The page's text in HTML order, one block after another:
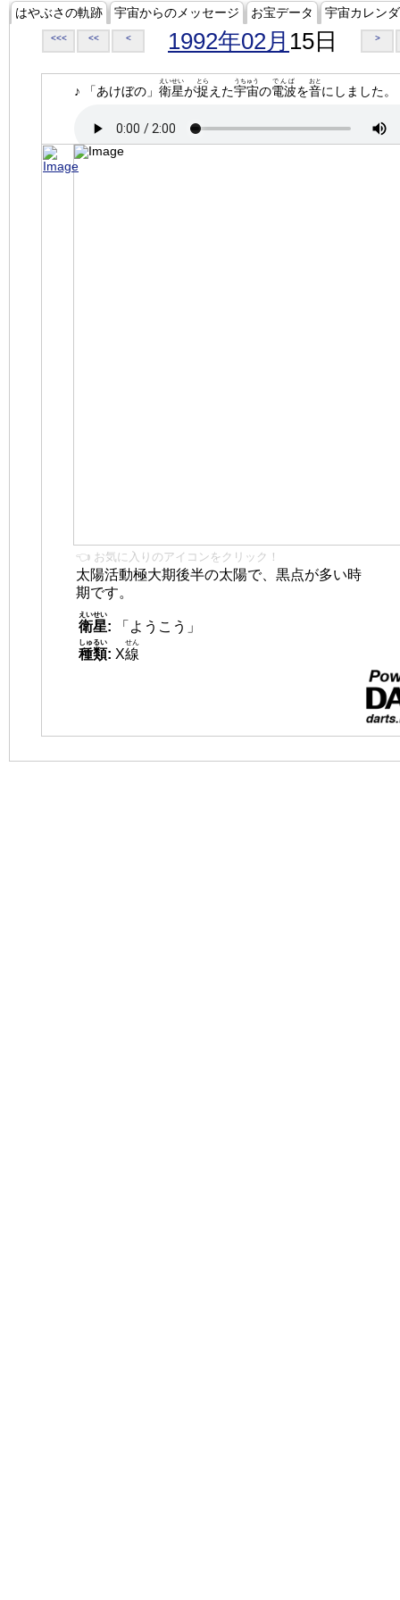
はやぶさの軌跡 宇宙からのメッセージ お宝データ 宇宙カレン
<<< << < 1992年02月 15日 >
♪ 「あけぼの」 衛星
えいせい
が捉
とら
えた宇宙
うちゅう
の電波
でんぱ
を音
おと
にしました。
👈 お気に入りのアイコンをクリック！
太陽活動極大期後半の太陽で、黒点が多い時
期です。
衛星
えいせい
:
「ようこう」
種類
しゅるい
: X線
せん